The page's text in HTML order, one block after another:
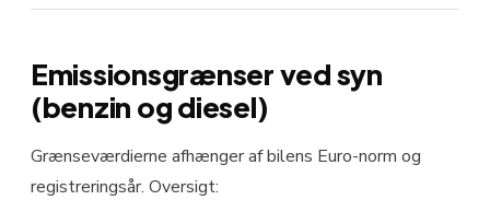
Emissionsgrænser ved syn
(benzin og diesel)
Grænseværdierne afhænger af bilens Euro-norm og
registreringsår. Oversigt: